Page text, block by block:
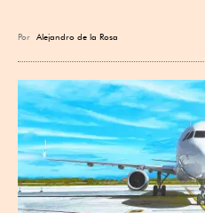
Por Alejandro de la Rosa